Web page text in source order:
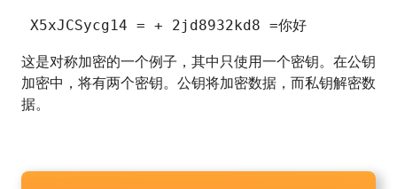
X5xJCSycg14 = + 2jd8932kd8 =你好
这是对称加密的一个例子，其中只使用一个密钥。在公钥
加密中，将有两个密钥。公钥将加密数据，而私钥解密数
据。